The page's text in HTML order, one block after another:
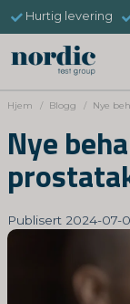
Hurtig levering
Hjem Blogg Nye
Nye
Publisert 2024-07-